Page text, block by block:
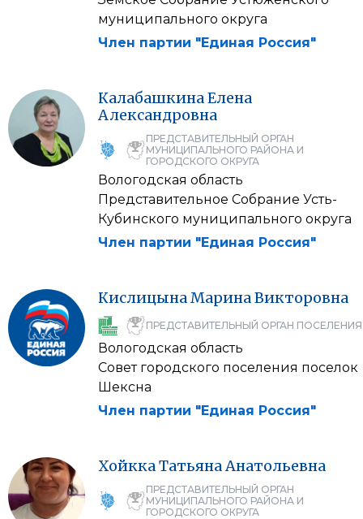
муниципального округа
Член партии "Единая Россия"
КалабашкинаЕлена
Александровна
ПРЕДСТАВИТЕЛЬНЫЙ ОРГАН
МУНИЦИПАЛЬНОГО РАЙОНА И
ГОРОДСКОГО ОКРУГА
Вологодская область
Представительное Собрание Усть-
Кубинского муниципального округа
Член партии "Единая Россия"
КислицынаМаринаВикторовна
ПРЕДСТАВИТЕЛЬНЫЙ ОРГАН ПОСЕЛЕНИЯ
Вологодская область
Совет городского поселения поселок
Шексна
Член партии "Единая Россия"
ХойккаТатьянаАнатольевна
ПРЕДСТАВИТЕЛЬНЫЙ ОРГАН
МУНИЦИПАЛЬНОГО РАЙОНА И
ГОРОДСКОГО ОКРУГА